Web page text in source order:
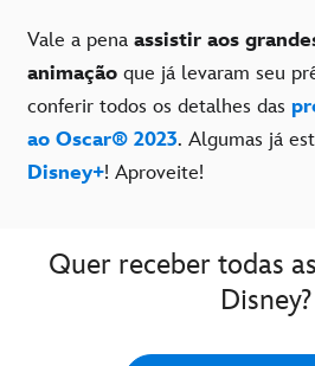
Vale a pena assistir aos
animação que já levaram seu
conferir todos os detalhes das
ao Oscar® 2023. Algumas já
Disney+! Aproveite!
Quer receber todas
Disney?